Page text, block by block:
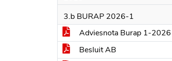
3.b BURAP 2026-1
Adviesnota Burap 1-2026
Besluit AB